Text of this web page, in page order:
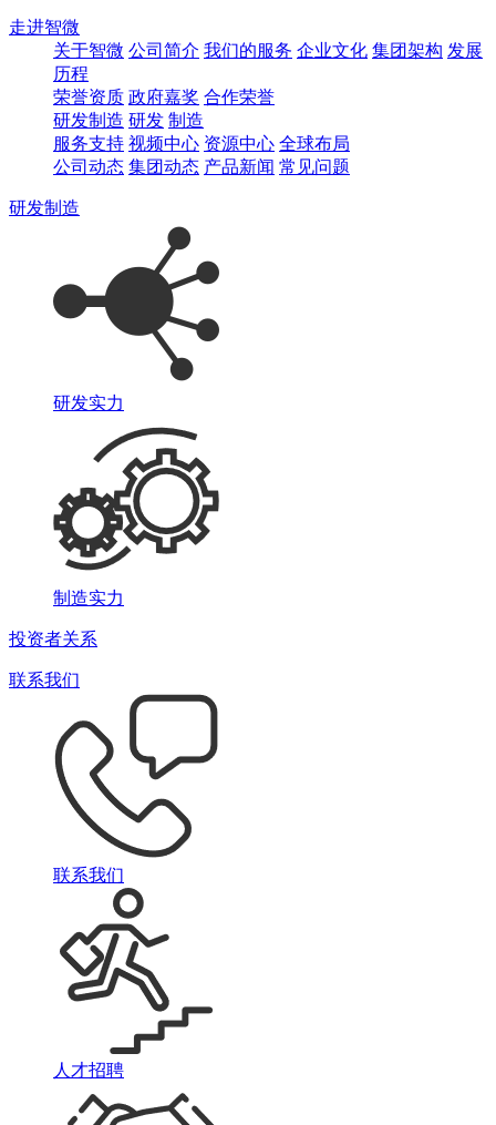
走进智微
关于智微 公司简介 我们的服务 企业文化 集团架构 发展
历程
荣誉资质 政府嘉奖 合作荣誉
研发制造 研发 制造
服务支持 视频中心 资源中心 全球布局
公司动态 集团动态 产品新闻 常见问题
研发制造
研发实力
制造实力
投资者关系
联系我们
联系我们
人才招聘